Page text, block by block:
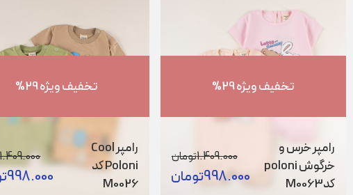
تخفیف ویژه 29%
رامپر خرس و
خرگوش poloni
کدM0063
1.409.000تومان
998.000تومان
تخفیف ویژه 29%
رامپر Cool
Poloni کد
M0026
1.409.000
998.000